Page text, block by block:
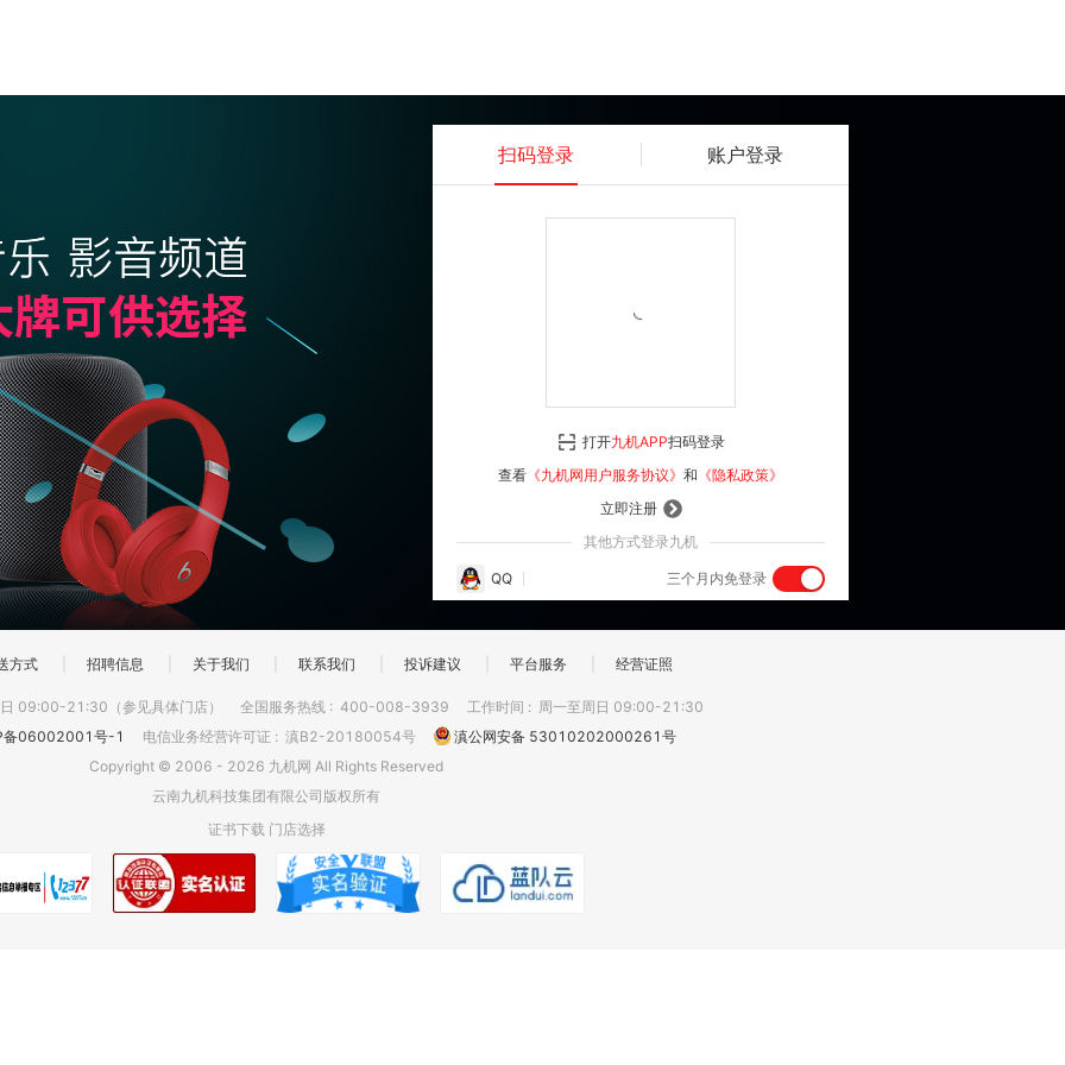
扫码登录 账户登录
登 录
立即注册
其他方式登录九机
QQ 三个月内免登录
打开九机APP扫码登录
查看 《九机网用户服务协议》 和 《隐私政策》
方式 招聘信息 关于我们 联系我们 投诉建议 平台服务 经营证照
09:00-21:30（参见具体门店） 全国服务热线 : 400-008-3939 工作时间 : 周一至周日 09:00-21:30
备06002001号-1
电信业务经营许可证 : 滇B2-20180054号
滇公网安备 53010202000261号
Copyright © 2006 - 2026 九机网 All Rights Reserved
云南九机科技集团有限公司版权所有
证书下载 门店选择